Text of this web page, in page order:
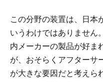
この分野の装置は、日本
いうわけではありません
内メーカーの製品が好ま
が、おそらくアフターサ
が大きな要因だと考えら